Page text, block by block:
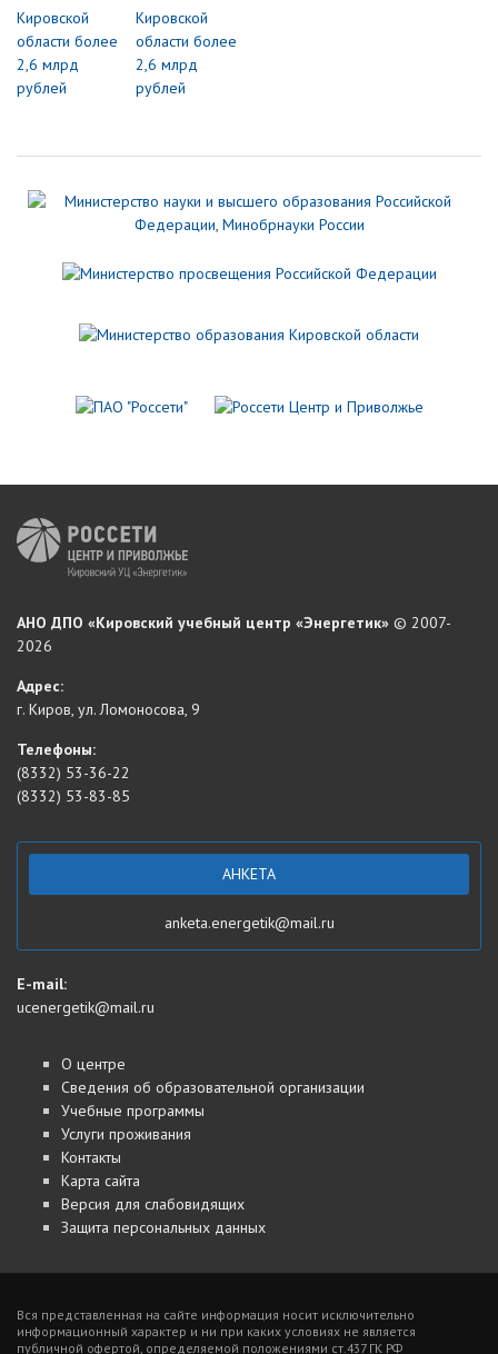
АНО ДПО «Кировский учебный центр «Энергетик» © 2007-
2026
Адрес:
г. Киров, ул. Ломоносова, 9
Телефоны:
(8332) 53-36-22
(8332) 53-83-85
АНКЕТА
anketa.energetik@mail.ru
E-mail:
ucenergetik@mail.ru
О центре
Сведения об образовательной организации
Учебные программы
Услуги проживания
Контакты
Карта сайта
Версия для слабовидящих
Защита персональных данных
Вся представленная на сайте информация носит исключительно
информационный характер и ни при каких условиях не является
публичной офертой, определяемой положениями ст.437 ГК РФ